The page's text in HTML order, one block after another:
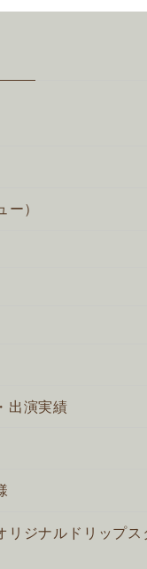
ー）
出演実績
リジナルドリップス